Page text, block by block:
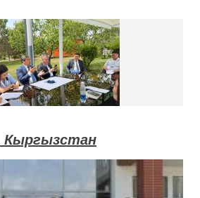
Кыргызстан